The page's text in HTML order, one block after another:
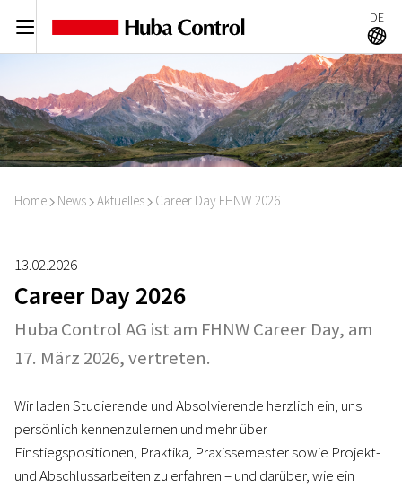
C DE
A
Home I News I Aktuelles I Career Day FHNW 2026
13.02.2026
Career Day 2026
Huba Control AG ist am FHNW Career Day, am
17. März 2026, vertreten.
Wir laden Studierende und Absolvierende herzlich ein, uns
persönlich kennenzulernen und mehr über
Einstiegspositionen, Praktika, Praxissemester sowie Projekt‑
und Abschlussarbeiten zu erfahren – und darüber, wie ein